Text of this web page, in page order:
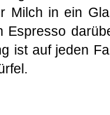
Milch in ein
Espresso
ist auf jeden